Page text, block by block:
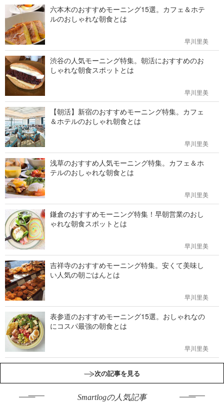
六本木のおすすめモーニング15選。カフェ＆ホテ
ルのおしゃれな朝食とは
早川里美
渋谷の人気モーニング特集。朝活におすすめのお
しゃれな朝食スポットとは
早川里美
【朝活】新宿のおすすめモーニング特集。カフェ
＆ホテルのおしゃれ朝食とは
早川里美
浅草のおすすめ人気モーニング特集。カフェ＆ホ
テルのおしゃれな朝食とは
早川里美
鎌倉のおすすめモーニング特集！早朝営業のおし
ゃれな朝食スポットとは
早川里美
吉祥寺のおすすめモーニング特集。安くて美味し
い人気の朝ごはんとは
早川里美
表参道のおすすめモーニング15選。おしゃれなの
にコスパ最強の朝食とは
早川里美
次の記事を見る
Smartlogの人気記事